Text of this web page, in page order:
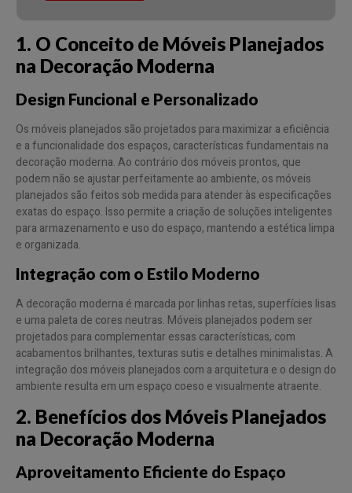
1. O Conceito de Móveis Planejados
na Decoração Moderna
Design Funcional e Personalizado
Os móveis planejados são projetados para maximizar a eficiência
e a funcionalidade dos espaços, características fundamentais na
decoração moderna. Ao contrário dos móveis prontos, que
podem não se ajustar perfeitamente ao ambiente, os móveis
planejados são feitos sob medida para atender às especificações
exatas do espaço. Isso permite a criação de soluções inteligentes
para armazenamento e uso do espaço, mantendo a estética limpa
e organizada.
Integração com o Estilo Moderno
A decoração moderna é marcada por linhas retas, superfícies lisas
e uma paleta de cores neutras. Móveis planejados podem ser
projetados para complementar essas características, com
acabamentos brilhantes, texturas sutis e detalhes minimalistas. A
integração dos móveis planejados com a arquitetura e o design do
ambiente resulta em um espaço coeso e visualmente atraente.
2. Benefícios dos Móveis Planejados
na Decoração Moderna
Aproveitamento Eficiente do Espaço